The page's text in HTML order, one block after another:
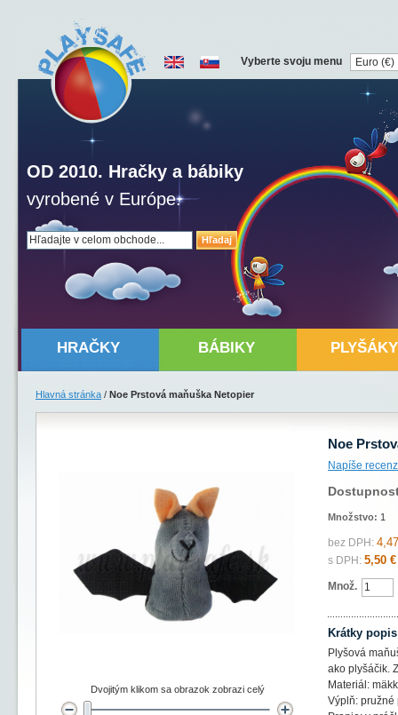
Hľadaj
OD 2010. Hračky a bábiky
vyrobené v Európe.
Vyberte svoju menu
HRAČKY BÁBIKY PLYŠÁKY
Hlavná stránka / Noe Prstová maňuška Netopier
Noe
Napíše
Množstvo: 1
bez DPH:
s DPH: 5,50 €
Množ.
Krátky popis
Plyšová
ako plyšáčik.
Materiál:
Výplň: pružné
Dvojitým klikom sa obrazok zobrazi celý